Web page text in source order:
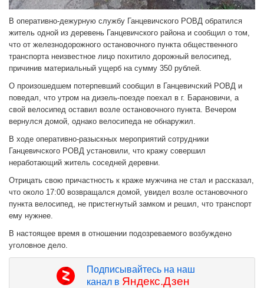
В оперативно-дежурную службу Ганцевичского РОВД обратился
житель одной из деревень Ганцевичского района и сообщил о том,
что от железнодорожного остановочного пункта общественного
транспорта неизвестное лицо похитило дорожный велосипед,
причинив материальный ущерб на сумму 350 рублей.
О произошедшем потерпевший сообщил в Ганцевичский РОВД и
поведал, что утром на дизель-поезде поехал в г. Барановичи, а
свой велосипед оставил возле остановочного пункта. Вечером
вернулся домой, однако велосипеда не обнаружил.
В ходе оперативно-разыскных мероприятий сотрудники
Ганцевичского РОВД установили, что кражу совершил
неработающий житель соседней деревни.
Отрицать свою причастность к краже мужчина не стал и рассказал,
что около 17:00 возвращался домой, увидел возле остановочного
пункта велосипед, не пристегнутый замком и решил, что транспорт
ему нужнее.
В настоящее время в отношении подозреваемого возбуждено
уголовное дело.
Подписывайтесь на наш
канал в Яндекс.Дзен